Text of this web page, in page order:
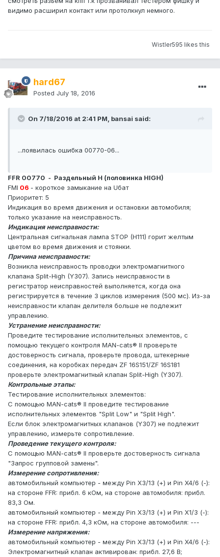
видимо расширил контакт или протолкнул немного.
Wistler595 likes this
hard67
Posted July 18, 2016
On 7/18/2016 at 2:41 PM, bansai said:
...появилась ошибка 00770-06...
FFR 00770 - Раздельный H (половинка HIGH)
FMI 06 - короткое замыкание на Uбат
Приоритет: 5
Индикация во время движения и остановки автомобиля;
только указание на неисправность.
Индикация неисправности:
Центральная сигнальная лампа STOP (H111) горит желтым
цветом во время движения и стоянки.
Причина неисправности:
Возникла неисправность проводки электромагнитного
клапана Split-High (Y307). Запись неисправности в
регистратор неисправностей выполняется, когда она
регистрируется в течение 3 циклов измерения (500 мс). Из-за
неисправности клапан делителя больше не подлежит
управлению.
Устранение неисправности:
Проведите тестирование исполнительных элементов, с
помощью текущего контроля MAN-cats® II проверьте
достоверность сигнала, проверьте провода, штекерные
соединения, на коробках передач ZF 16S151/ZF 16S181
проверьте электромагнитный клапан Split-High (Y307).
Контрольные этапы:
Тестирование исполнительных элементов:
С помощью MAN-cats® II проведите тестирование
исполнительных элементов "Split Low" и "Split High".
Если блок электромагнитных клапанов (Y307) не подлежит
управлению, измерьте сопротивление.
Проведение текущего контроля:
С помощью MAN-cats® II проверьте достоверность сигнала
"Запрос групповой замены".
Измерение сопротивления:
автомобильный компьютер - между Pin X3/13 (+) и Pin X4/6 (-):
на стороне FFR: прибл. 6 кОм, на стороне автомобиля: прибл.
83,3 Ом.
автомобильный компьютер - между Pin X3/13 (+) и Pin X1/3 (-):
на стороне FFR: прибл. 4,3 кОм, на стороне автомобиля: ---
Измерение напряжения:
автомобильный компьютер - между Pin X3/13 (+) и Pin X4/6 (-):
Электромагнитный клапан активирован: прибл. 27,6 В;